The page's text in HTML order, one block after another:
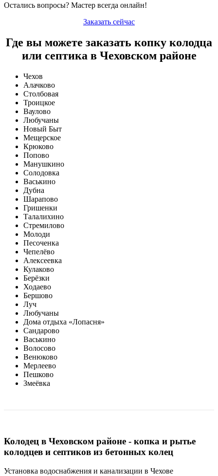
Остались вопросы? Мастер всегда онлайн!
Заказать сейчас
Где вы можете заказать копку колодца
или септика в Чеховском районе
Чехов
Алачково
Столбовая
Троицкое
Ваулово
Любучаны
Новый Быт
Мещерское
Крюково
Попово
Манушкино
Солодовка
Васькино
Дубна
Шарапово
Гришенки
Талалихино
Стремилово
Молоди
Песоченка
Чепелёво
Алексеевка
Кулаково
Берёзки
Ходаево
Бершово
Луч
Любучаны
Дома отдыха «Лопасня»
Сандарово
Васькино
Волосово
Венюково
Мерлеево
Пешково
Змеёвка
Колодец в Чеховском районе - копка и рытье
колодцев и септиков из бетонных колец
Установка водоснабжения и канализации в Чехове